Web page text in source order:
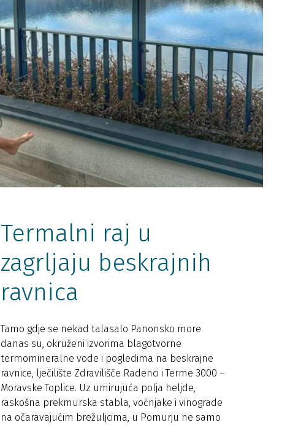
Termalni raj u
zagrljaju beskrajnih
ravnica
Tamo gdje se nekad talasalo Panonsko more
danas su, okruženi izvorima blagotvorne
termomineralne vode i pogledima na beskrajne
ravnice, lječilište Zdravilišče Radenci i Terme 3000 –
Moravske Toplice. Uz umirujuća polja heljde,
raskošna prekmurska stabla, voćnjake i vinograde
na očaravajućim brežuljcima, u Pomurju ne samo